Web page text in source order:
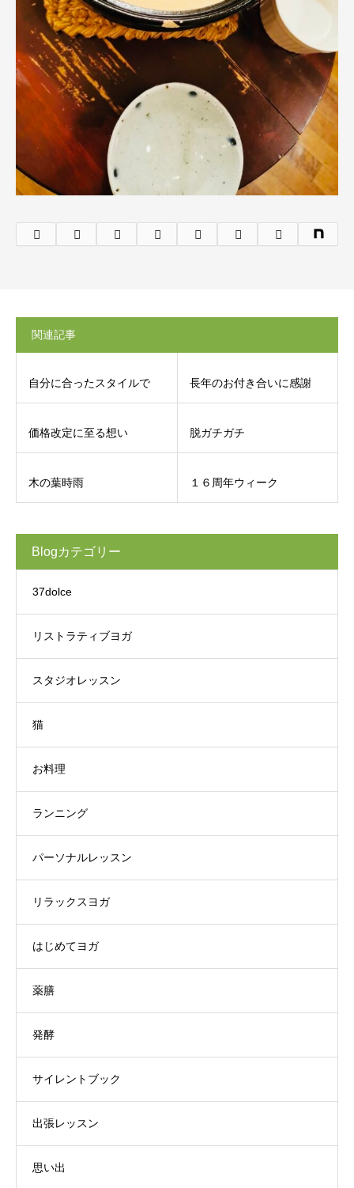
関連記事
自分に合ったスタイルで 長年のお付き合いに感謝
価格改定に至る想い 脱ガチガチ
木の葉時雨 １６周年ウィーク
Blogカテゴリー
37dolce
リストラティブヨガ
スタジオレッスン
猫
お料理
ランニング
パーソナルレッスン
リラックスヨガ
はじめてヨガ
薬膳
発酵
サイレントブック
出張レッスン
思い出